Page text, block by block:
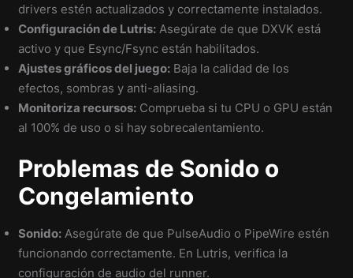
drivers estén actualizados y correctamente instalados.
Configuración de Lutris: Asegúrate de que DXVK está
activo y que Esync/Fsync están habilitados.
Ajustes gráficos del juego: Baja la calidad de los
efectos, sombras y anti-aliasing.
Monitoriza recursos: Comprueba si tu CPU o GPU están
al 100% de uso o si hay sobrecalentamiento.
Problemas de Sonido o
Congelamiento
Sonido: Asegúrate de que PulseAudio o PipeWire estén
funcionando correctamente. En Lutris, verifica la
configuración de audio del runner.